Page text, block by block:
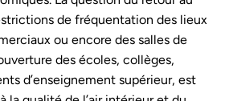
de fréquentation des lieux
ou encore des salles de
des écoles, collèges,
d’enseignement supérieur, est